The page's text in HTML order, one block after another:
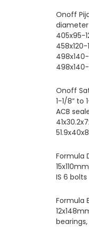
Onoff
diameter
405x95-
458x120-
Onoff
1-1/8” to
ACB
Formula
IS 6 bolts
Formula